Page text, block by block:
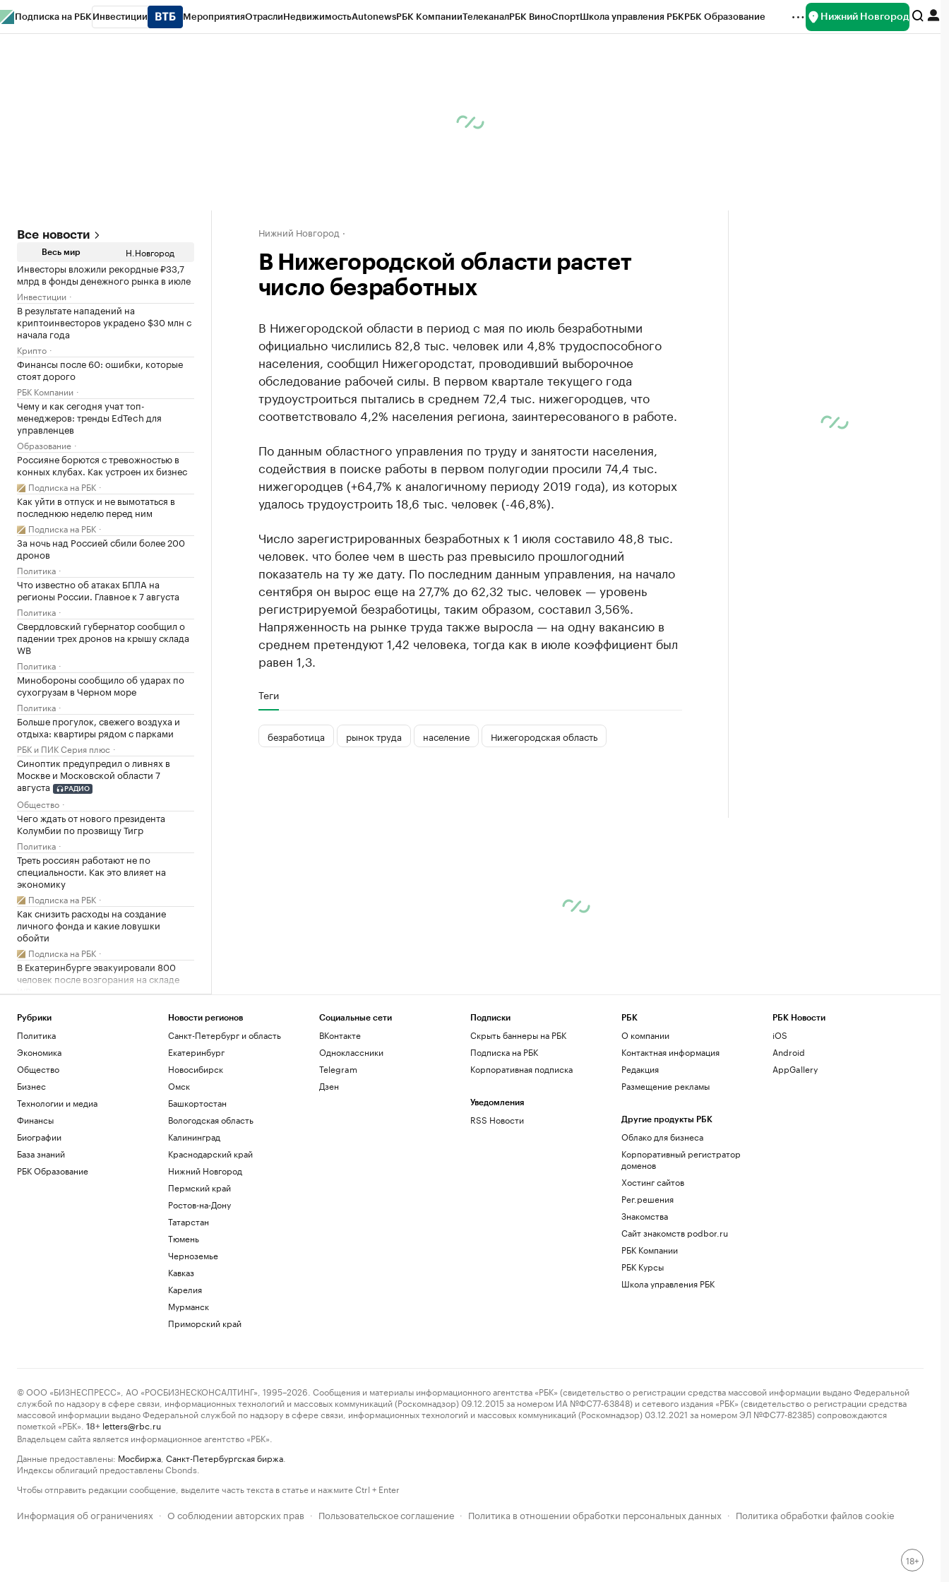
Подписка на РБК Инвестиции МероприятияОтраслиНедвижимостьAutonewsРБК КомпанииТелеканалРБК ВиноСпортШкола управления РБКРБК Образование Нижний Новгород
Все новости
Весь мир Н.Новгород
Инвесторы вложили рекордные ₽33,7
млрд в фонды денежного рынка в июле
Инвестиции
В результате нападений на
криптоинвесторов украдено $30 млн с
начала года
Крипто
Финансы после 60: ошибки, которые
стоят дорого
РБК Компании
Чему и как сегодня учат топ-
менеджеров: тренды EdTech для
управленцев
Образование
Россияне борются с тревожностью в
конных клубах. Как устроен их бизнес
Подписка на РБК
Как уйти в отпуск и не вымотаться в
последнюю неделю перед ним
Подписка на РБК
За ночь над Россией сбили более 200
дронов
Политика
Что известно об атаках БПЛА на
регионы России. Главное к 7 августа
Политика
Свердловский губернатор сообщил о
падении трех дронов на крышу склада
WB
Политика
Минобороны сообщило об ударах по
сухогрузам в Черном море
Политика
Больше прогулок, свежего воздуха и
отдыха: квартиры рядом с парками
РБК и ПИК Серия плюс
Синоптик предупредил о ливнях в
Москве и Московской области 7
августа
РАДИО
Общество
Чего ждать от нового президента
Колумбии по прозвищу Тигр
Политика
Треть россиян работают не по
специальности. Как это влияет на
экономику
Подписка на РБК
Как снизить расходы на создание
личного фонда и какие ловушки
обойти
Подписка на РБК
В Екатеринбурге эвакуировали 800
человек после возгорания на складе
Wildberries сообщила о пожаре на
складе в Екатеринбурге после атаки
Общество
сократилось на 409 тыс. за год
Общество
«Защита от стресса» с доходностью от
40%: куда вложить дивиденды
Соглашение о партнерстве ЕАЭС и ОАЭ
вступит в силу 6 октября
Политика
Нижний Новгород
В Нижегородской области растет
число безработных
В Нижегородской области в период с мая по июль безработными
официально числились 82,8 тыс. человек или 4,8% трудоспособного
населения, сообщил Нижегородстат, проводивший выборочное
обследование рабочей силы. В первом квартале текущего года
трудоустроиться пытались в среднем 72,4 тыс. нижегородцев, что
соответствовало 4,2% населения региона, заинтересованого в работе.
По данным областного управления по труду и занятости населения,
содействия в поиске работы в первом полугодии просили 74,4 тыс.
нижегородцев (+64,7% к аналогичному периоду 2019 года), из которых
удалось трудоустроить 18,6 тыс. человек (-46,8%).
Число зарегистрированных безработных к 1 июля составило 48,8 тыс.
человек. что более чем в шесть раз превысило прошлогодний
показатель на ту же дату. По последним данным управления, на начало
сентября он вырос еще на 27,7% до 62,32 тыс. человек — уровень
регистрируемой безработицы, таким образом, составил 3,56%.
Напряженность на рынке труда также выросла — на одну вакансию в
среднем претендуют 1,42 человека, тогда как в июле коэффициент был
равен 1,3.
Теги
безработица рынок труда население Нижегородская область
Рубрики
Политика
Экономика
Общество
Бизнес
Технологии и медиа
Финансы
Биографии
База знаний
РБК Образование
Новости регионов
Санкт-Петербург и область
Екатеринбург
Новосибирск
Омск
Башкортостан
Вологодская область
Калининград
Краснодарский край
Нижний Новгород
Пермский край
Ростов-на-Дону
Татарстан
Тюмень
Черноземье
Кавказ
Карелия
Мурманск
Приморский край
Социальные сети
ВКонтакте
Одноклассники
Telegram
Дзен
Подписки
Скрыть баннеры на РБК
Подписка на РБК
Корпоративная подписка
Уведомления
RSS Новости
РБК
О компании
Контактная информация
Редакция
Размещение рекламы
Другие продукты РБК
Облако для бизнеса
Корпоративный регистратор
доменов
Хостинг сайтов
Рег.решения
Знакомства
Сайт знакомств podbor.ru
РБК Компании
РБК Курсы
Школа управления РБК
РБК Новости
iOS
Android
AppGallery
© ООО «БИЗНЕСПРЕСС», АО «РОСБИЗНЕСКОНСАЛТИНГ», 1995–2026. Сообщения и материалы информационного агентства «РБК» (свидетельство о регистрации средства массовой информации выдано Федеральной
службой по надзору в сфере связи, информационных технологий и массовых коммуникаций (Роскомнадзор) 09.12.2015 за номером ИА №ФС77-63848) и сетевого издания «РБК» (свидетельство о регистрации средства
массовой информации выдано Федеральной службой по надзору в сфере связи, информационных технологий и массовых коммуникаций (Роскомнадзор) 03.12.2021 за номером ЭЛ №ФС77-82385) сопровождаются
пометкой «РБК».
18+ letters@rbc.ru
Владельцем сайта является информационное агентство «РБК».
Данные предоставлены: Мосбиржа Санкт-Петербургская биржа
Индексы облигаций предоставлены Cbonds.
Чтобы отправить редакции сообщение, выделите часть текста в статье и нажмите Ctrl + Enter
Информация об ограничениях · О соблюдении авторских прав · Пользовательское соглашение · Политика в отношении обработки персональных данных · Политика обработки файлов cookie
18+